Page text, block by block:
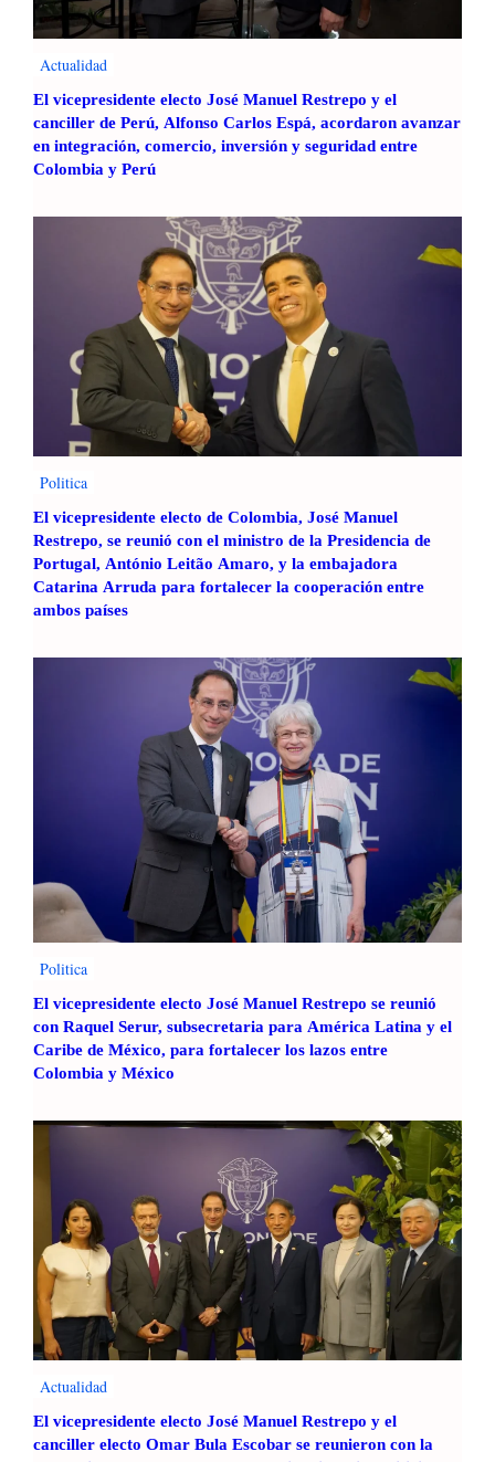
Actualidad
El vicepresidente electo José Manuel Restrepo y el
canciller de Perú, Alfonso Carlos Espá, acordaron avanzar
en integración, comercio, inversión y seguridad entre
Colombia y Perú
Politica
El vicepresidente electo de Colombia, José Manuel
Restrepo, se reunió con el ministro de la Presidencia de
Portugal, António Leitão Amaro, y la embajadora
Catarina Arruda para fortalecer la cooperación entre
ambos países
Politica
El vicepresidente electo José Manuel Restrepo se reunió
con Raquel Serur, subsecretaria para América Latina y el
Caribe de México, para fortalecer los lazos entre
Colombia y México
Actualidad
El vicepresidente electo José Manuel Restrepo y el
canciller electo Omar Bula Escobar se reunieron con la